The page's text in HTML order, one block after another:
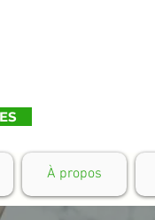
À propos